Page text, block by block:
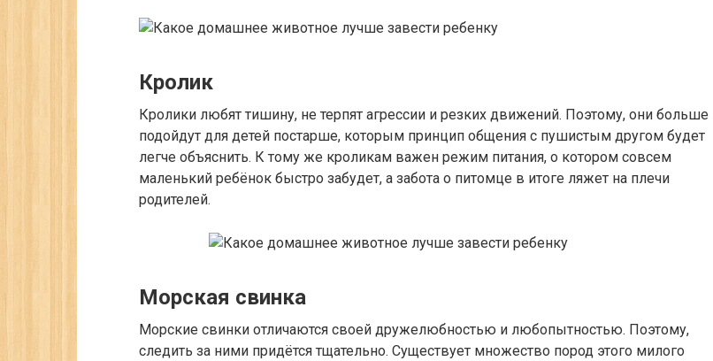
Кролик
Кролики любят тишину, не терпят агрессии и резких движений. Поэтому, они больше
подойдут для детей постарше, которым принцип общения с пушистым другом будет
легче объяснить. К тому же кроликам важен режим питания, о котором совсем
маленький ребёнок быстро забудет, а забота о питомце в итоге ляжет на плечи
родителей.
Морская свинка
Морские свинки отличаются своей дружелюбностью и любопытностью. Поэтому,
следить за ними придётся тщательно. Существует множество пород этого милого